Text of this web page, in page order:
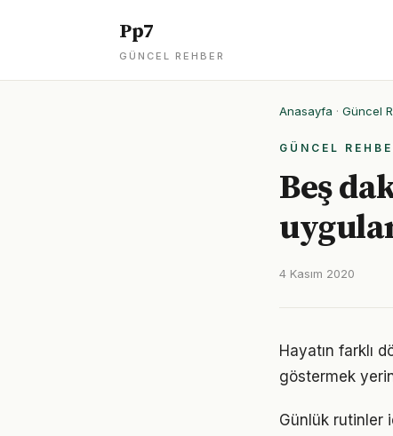
Pp7
GÜNCEL REHBER
Anasayfa · Güncel
GÜNCEL
Beş
4 Kasım 2020
Hayatın farklı
göstermek
Günlük rutinler